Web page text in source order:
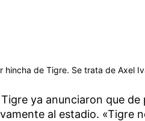
hincha de Tigre. Se trata de Axel
ya anunciaron que de
al estadio. «Tigre